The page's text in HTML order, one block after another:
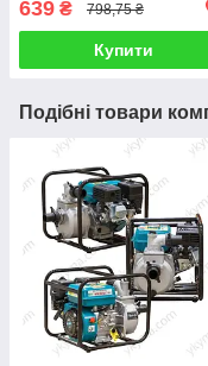
639 ₴ 798,75 ₴
Купити
Подібні товари